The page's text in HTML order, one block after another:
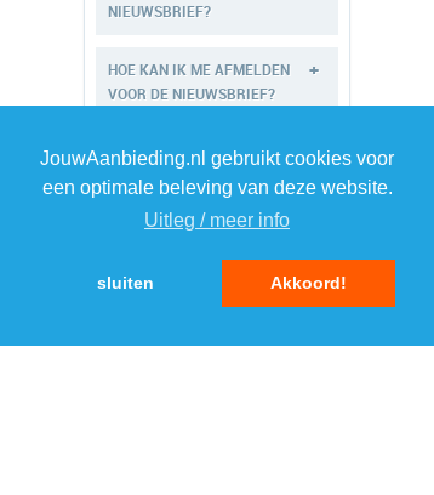
JouwAanbieding.nl gebruikt cookies voor
een optimale beleving van deze website.
Uitleg / meer info
sluiten Akkoord!
NIEUWSBRIEF?
HOE KAN IK ME AFMELDEN
VOOR DE NIEUWSBRIEF?
+
Overig
HIER NIET TUSSEN STAAT.